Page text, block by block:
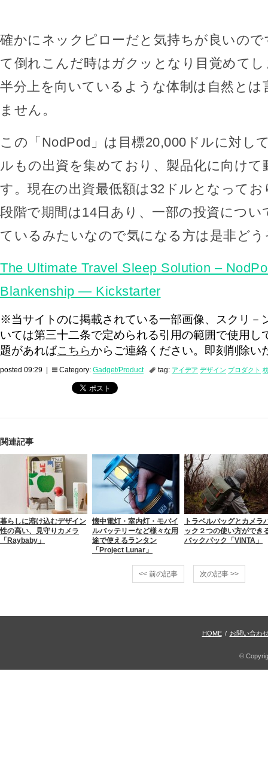
確かにネックピローだと気持ちが良いの
て倒れこんだ時はガクッとなり目覚めて
半分上を向いているような体制は自然と
ません。
この「NodPod」は目標20,000ドルに対し
ルもの出資を集めており、製品化に向け
す。現在の出資最低額は32ドルとなってお
段階で期間は14日あり、一部の投資につ
ているみたいなので気になる方は是非どう
The Ultimate Travel Sleep Solution –
Blankenship — Kickstarter
※当サイトのに掲載されている一部画像、スクリ－
いては第三十二条で定められる引用の範囲で使用し
題があればこちらからご連絡ください。即刻削除い
posted 09:29 | Category: Gadget/Product tag: アイデア デザイン プロダクト
関連記事
暮らしに溶け込むデザイン
性の高い、見守りカメラ
「Raybaby」
懐中電灯・室内灯・モバイ
ルバッテリーなど様々な用
途で使えるランタン
「Project Lunar」
トラベルバッグとカメラ
ック２つの使い方ができ
バックパック「VINTA」
<< 前の記事 次の記事 >>
HOME / お問い合わ
©